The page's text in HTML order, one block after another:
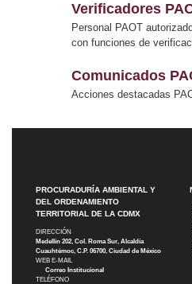
Verificadores
Personal PAOT
con funciones de
Comunicados
Acciones destacadas
PROCURADURÍA AMBIENTAL Y
DEL ORDENAMIENTO
TERRITORIAL DE LA CDMX
DIRECCIÓN
Medellín 202, Col. Roma Sur, Alcaldía
Cuauhtémoc, C.P. 06700, Ciudad de México
WEB E-MAIL
Correo Institucional
TELÉFONO